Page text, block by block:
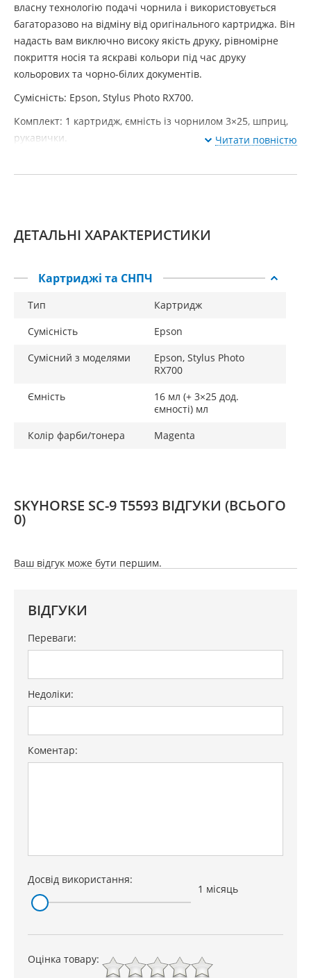
власну технологію подачі чорнила і використовується
багаторазово на відміну від оригінального картриджа. Він
надасть вам виключно високу якість друку, рівномірне
покриття носія та яскраві кольори під час друку
кольорових та чорно-білих документів.
Сумісність: Epson, Stylus Photo RX700.
Комплект: 1 картридж, ємність із чорнилом 3×25, шприц,
рукавички.
Читати повністю
ДЕТАЛЬНІ ХАРАКТЕРИСТИКИ
Картриджі та СНПЧ
Тип
Картридж
Сумісність
Epson
Сумісний з моделями
Epson, Stylus Photo
RX700
Ємність
16 мл (+ 3×25 дод.
ємності) мл
Колір фарби/тонера
Magenta
SKYHORSE SC-9 T5593 ВІДГУКИ (ВСЬОГО
0)
Ваш відгук може бути першим.
ВІДГУКИ
Переваги:
Недоліки:
Коментар:
Досвід використання:
1 місяць
Оцінка товару: